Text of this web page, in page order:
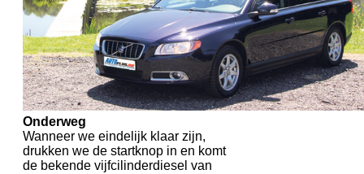
Onderweg
Wanneer we eindelijk klaar zijn,
drukken we de startknop in en komt
de bekende vijfcilinderdiesel van